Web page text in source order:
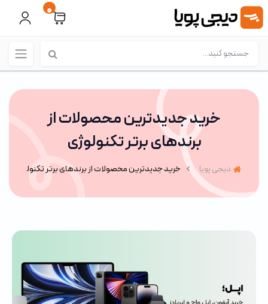
0
خرید جدیدترین محصولات از
برندهای برتر تکنولوژی
دیجی پویا خرید جدیدترین محصولات از برندهای برتر تکنولوژی